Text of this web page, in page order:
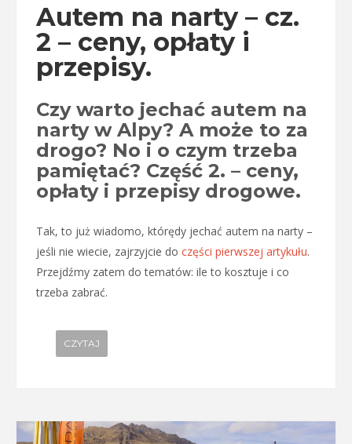
Autem na narty – cz.
2 – ceny, opłaty i
przepisy.
Czy warto jechać autem na
narty w Alpy? A może to za
drogo? No i o czym trzeba
pamiętać? Część 2. – ceny,
opłaty i przepisy drogowe.
Tak, to już wiadomo, którędy jechać autem na narty –
jeśli nie wiecie, zajrzyjcie do części pierwszej artykułu.
Przejdźmy zatem do tematów: ile to kosztuje i co
trzeba zabrać.
CZYTAJ